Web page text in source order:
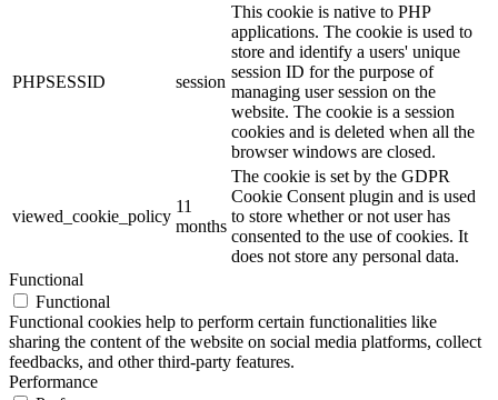
PHPSESSID session
This cookie is native to PHP
applications. The cookie is used to
store and identify a users' unique
session ID for the purpose of
managing user session on the
website. The cookie is a session
cookies and is deleted when all the
browser windows are closed.
viewed_cookie_policy
11
months
The cookie is set by the GDPR
Cookie Consent plugin and is used
to store whether or not user has
consented to the use of cookies. It
does not store any personal data.
Functional
Functional
Functional cookies help to perform certain functionalities like
sharing the content of the website on social media platforms, collect
feedbacks, and other third-party features.
Performance